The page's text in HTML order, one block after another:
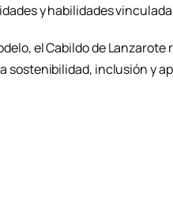
y habilidades
el Cabildo de
sostenibilidad, inclusión y